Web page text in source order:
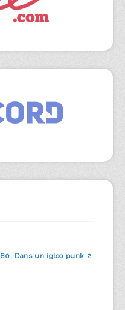
Dans un igloo punk 2